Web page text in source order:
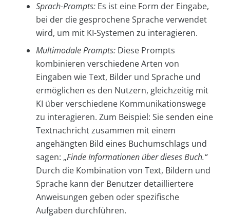
Sprach-Prompts: Es ist eine Form der Eingabe,
bei der die gesprochene Sprache verwendet
wird, um mit KI-Systemen zu interagieren.
Multimodale Prompts: Diese Prompts
kombinieren verschiedene Arten von
Eingaben wie Text, Bilder und Sprache und
ermöglichen es den Nutzern, gleichzeitig mit
KI über verschiedene Kommunikationswege
zu interagieren. Zum Beispiel: Sie senden eine
Textnachricht zusammen mit einem
angehängten Bild eines Buchumschlags und
sagen: „Finde Informationen über dieses Buch.“
Durch die Kombination von Text, Bildern und
Sprache kann der Benutzer detailliertere
Anweisungen geben oder spezifische
Aufgaben durchführen.